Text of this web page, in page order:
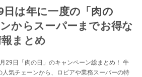
日は年に一度の「肉の
からスーパーまでお得な
まとめ
29日「肉の日」のキャンペーン総まとめ！ 牛
気チェーンから、ロピアや業務スーパーの特